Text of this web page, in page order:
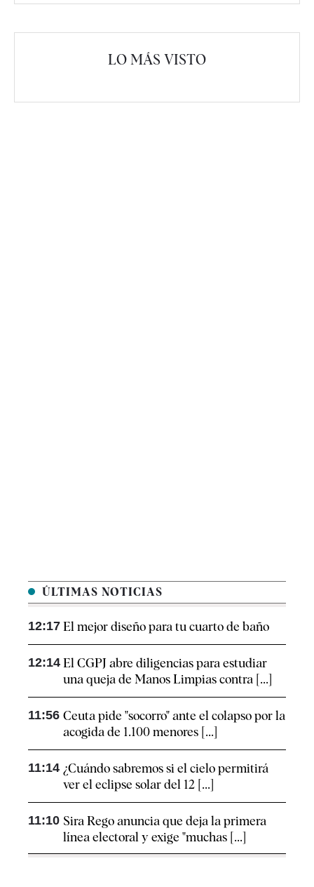
LO MÁS VISTO
ÚLTIMAS NOTICIAS
12:17 El mejor diseño para tu cuarto de baño
12:14 El CGPJ abre diligencias para estudiar
una queja de Manos Limpias contra [...]
11:56 Ceuta pide "socorro" ante el colapso por la
acogida de 1.100 menores [...]
11:14 ¿Cuándo sabremos si el cielo permitirá
ver el eclipse solar del 12 [...]
11:10 Sira Rego anuncia que deja la primera
línea electoral y exige "muchas [...]